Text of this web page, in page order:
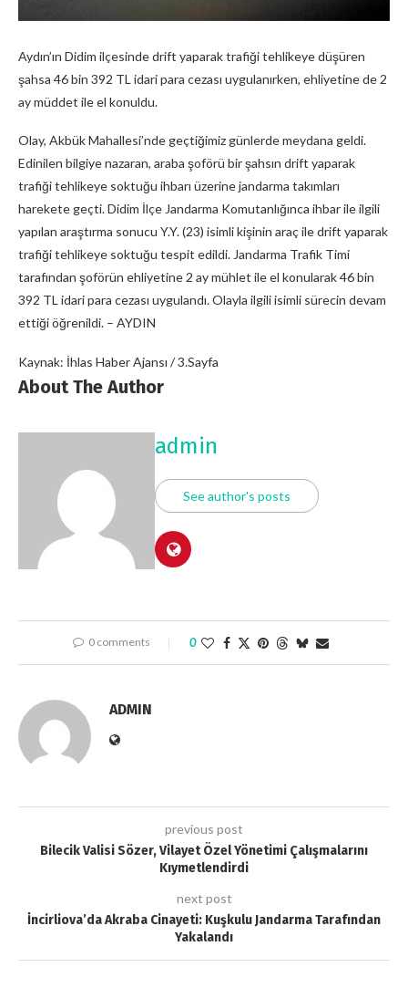
Aydın’ın Didim ilçesinde drift yaparak trafiği tehlikeye düşüren
şahsa 46 bin 392 TL idari para cezası uygulanırken, ehliyetine de 2
ay müddet ile el konuldu.
Olay, Akbük Mahallesi’nde geçtiğimiz günlerde meydana geldi.
Edinilen bilgiye nazaran, araba şoförü bir şahsın drift yaparak
trafiği tehlikeye soktuğu ihbarı üzerine jandarma takımları
harekete geçti. Didim İlçe Jandarma Komutanlığınca ihbar ile ilgili
yapılan araştırma sonucu Y.Y. (23) isimli kişinin araç ile drift yaparak
trafiği tehlikeye soktuğu tespit edildi. Jandarma Trafik Timi
tarafından şoförün ehliyetine 2 ay mühlet ile el konularak 46 bin
392 TL idari para cezası uygulandı. Olayla ilgili isimli sürecin devam
ettiği öğrenildi. – AYDIN
Kaynak: İhlas Haber Ajansı / 3.Sayfa
About The Author
admin
See author's posts
0 comments 0
ADMIN
previous post
Bilecik Valisi Sözer, Vilayet Özel Yönetimi Çalışmalarını
Kıymetlendirdi
next post
İncirliova’da Akraba Cinayeti: Kuşkulu Jandarma Tarafından
Yakalandı